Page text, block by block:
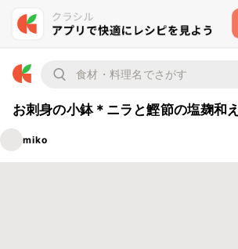
お刺身の小鉢＊ニラと鰹節の塩麹和え
miko